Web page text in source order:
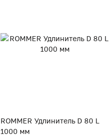
ROMMER Удлинитель D 80 L
1000 мм